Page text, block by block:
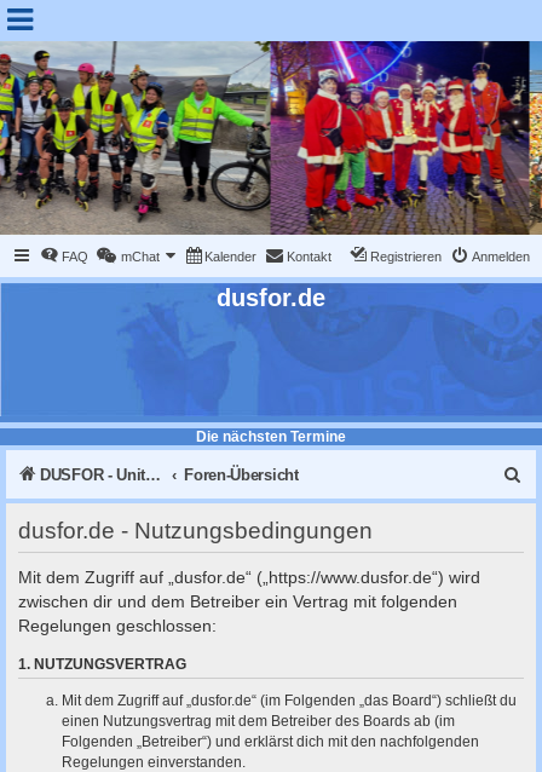
FAQ mChat Kalender Kontakt Anmelden
Registrieren
dusfor.de
Die nächsten Termine
DUSFOR - United Sk8 Nations :: Inline skaten in Düsseldorf Foren-Übersicht
u
dusfor.de - Nutzungsbedingungen
Mit dem Zugriff auf „dusfor.de“ („https://www.dusfor.de“) wird
zwischen dir und dem Betreiber ein Vertrag mit folgenden
Regelungen geschlossen:
1. NUTZUNGSVERTRAG
Mit dem Zugriff auf „dusfor.de“ (im Folgenden „das Board“) schließt du
einen Nutzungsvertrag mit dem Betreiber des Boards ab (im
Folgenden „Betreiber“) und erklärst dich mit den nachfolgenden
Regelungen einverstanden.